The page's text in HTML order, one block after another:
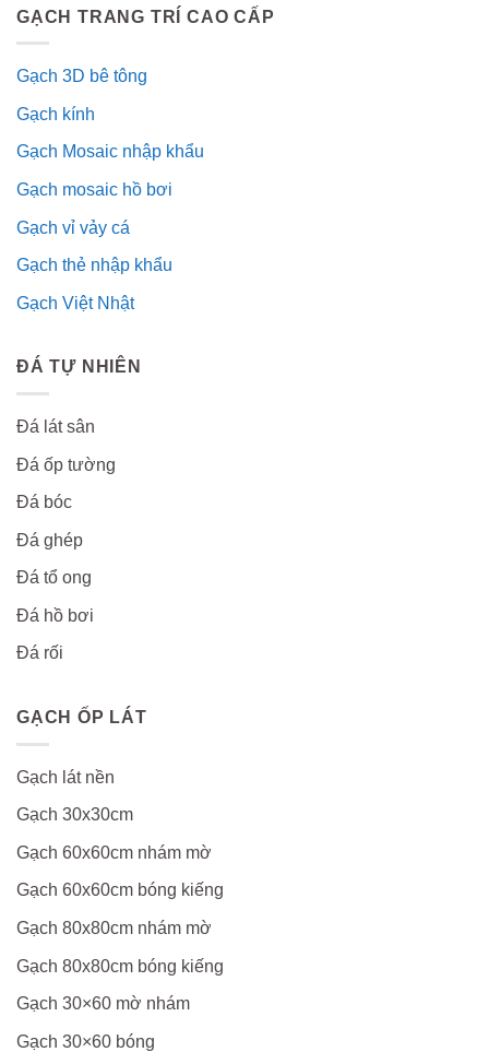
GẠCH TRANG TRÍ CAO CẤP
Gạch 3D bê tông
Gạch kính
Gạch Mosaic nhập khẩu
Gạch mosaic hồ bơi
Gạch vỉ vảy cá
Gạch thẻ nhập khẩu
Gạch Việt Nhật
ĐÁ TỰ NHIÊN
Đá lát sân
Đá ốp tường
Đá bóc
Đá ghép
Đá tổ ong
Đá hồ bơi
Đá rối
GẠCH ỐP LÁT
Gạch lát nền
Gạch 30x30cm
Gạch 60x60cm nhám mờ
Gạch 60x60cm bóng kiếng
Gạch 80x80cm nhám mờ
Gạch 80x80cm bóng kiếng
Gạch 30×60 mờ nhám
Gạch 30×60 bóng